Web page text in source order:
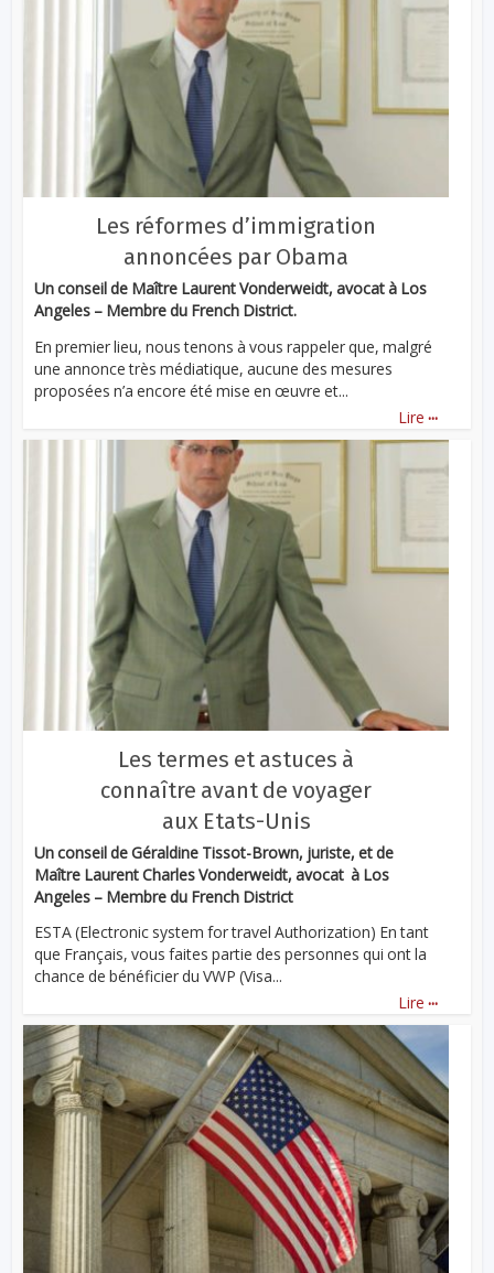
Les réformes d’immigration
annoncées par Obama
Un conseil de Maître Laurent Vonderweidt, avocat à Los
Angeles – Membre du French District.
En premier lieu, nous tenons à vous rappeler que, malgré
une annonce très médiatique, aucune des mesures
proposées n’a encore été mise en œuvre et...
Lire ...
Les termes et astuces à
connaître avant de voyager
aux Etats-Unis
Un conseil de Géraldine Tissot-Brown, juriste, et de
Maître Laurent Charles Vonderweidt, avocat à Los
Angeles – Membre du French District
ESTA (Electronic system for travel Authorization) En tant
que Français, vous faites partie des personnes qui ont la
chance de bénéficier du VWP (Visa...
Lire ...